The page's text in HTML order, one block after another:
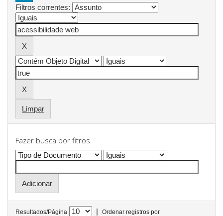
Filtros correntes:
Limpar
Fazer busca por fitros
Resultados/Página |
Ordenar registros por